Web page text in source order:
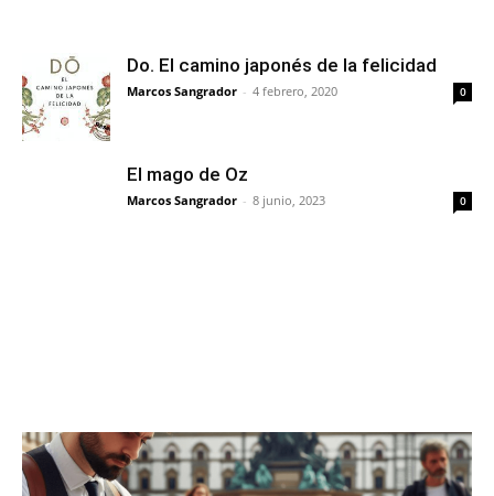
Do. El camino japonés de la felicidad
Marcos Sangrador - 4 febrero, 2020 0
El mago de Oz
Marcos Sangrador - 8 junio, 2023 0